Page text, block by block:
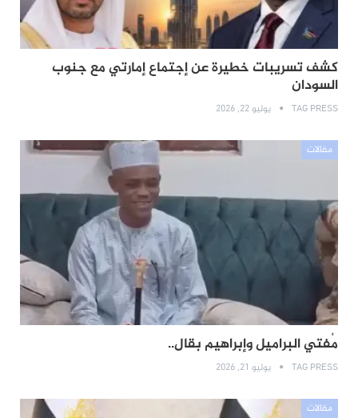
كشف تسريبات خطيرة عن إجتماع إمارتي مع جنوب
السودان
TAG PRESS يوليو 22, 2026
مقالات
مُفتي البراميل وإبراهيم بقال..
TAG PRESS يوليو 21, 2026
مقالات